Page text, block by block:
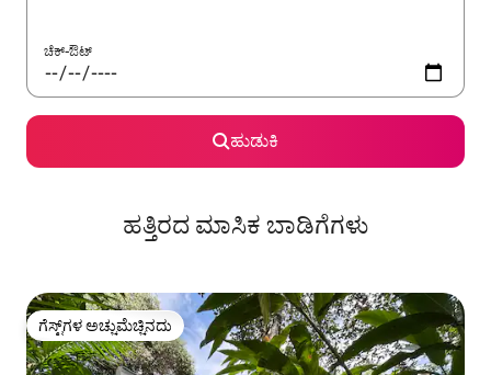
ಚೆಕ್-ಔಟ್
ಹುಡುಕಿ
ಹತ್ತಿರದ ಮಾಸಿಕ ಬಾಡಿಗೆಗಳು
ಗೆಸ್ಟ್‌ಗಳ ಅಚ್ಚುಮೆಚ್ಚಿನದು
ಗೆಸ್ಟ್‌ಗಳ ಅಚ್ಚುಮೆಚ್ಚಿನದು